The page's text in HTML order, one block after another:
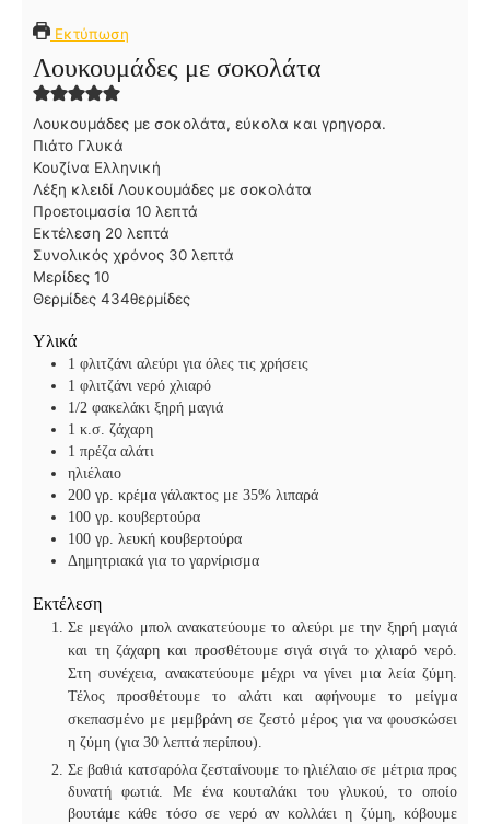
Εκτύπωση
Λουκουμάδες με σοκολάτα
Λουκουμάδες με σοκολάτα, εύκολα και γρηγορα.
Πιάτο Γλυκά
Κουζίνα Ελληνική
Λέξη κλειδί Λουκουμάδες με σοκολάτα
Προετοιμασία 10λ
ε
π
ά
λεπτά
Εκτέλεση 20λ
ε
τ
λεπτά
Συνολικός χρόνος 30λ
π
λεπτά
Μερίδες 10
Θερμίδες 434θερμίδες
Υλικά
1 φλιτζάνι αλεύρι για όλες τις χρήσεις
1 φλιτζάνι νερό χλιαρό
1/2 φακελάκι ξηρή μαγιά
1 κ.σ. ζάχαρη
1 πρέζα αλάτι
ηλιέλαιο
200 γρ. κρέμα γάλακτος με 35% λιπαρά
100 γρ. κουβερτούρα
100 γρ. λευκή κουβερτούρα
Δημητριακά για το γαρνίρισμα
Εκτέλεση
Σε μεγάλο μπολ ανακατεύουμε το αλεύρι με την ξηρή μαγιά
και τη ζάχαρη και προσθέτουμε σιγά σιγά το χλιαρό νερό.
Στη συνέχεια, ανακατεύουμε μέχρι να γίνει μια λεία ζύμη.
Τέλος προσθέτουμε το αλάτι και αφήνουμε το μείγμα
σκεπασμένο με μεμβράνη σε ζεστό μέρος για να φουσκώσει
η ζύμη (για 30 λεπτά περίπου).
Σε βαθιά κατσαρόλα ζεσταίνουμε το ηλιέλαιο σε μέτρια προς
δυνατή φωτιά. Με ένα κουταλάκι του γλυκού, το οποίο
βουτάμε κάθε τόσο σε νερό αν κολλάει η ζύμη, κόβουμε